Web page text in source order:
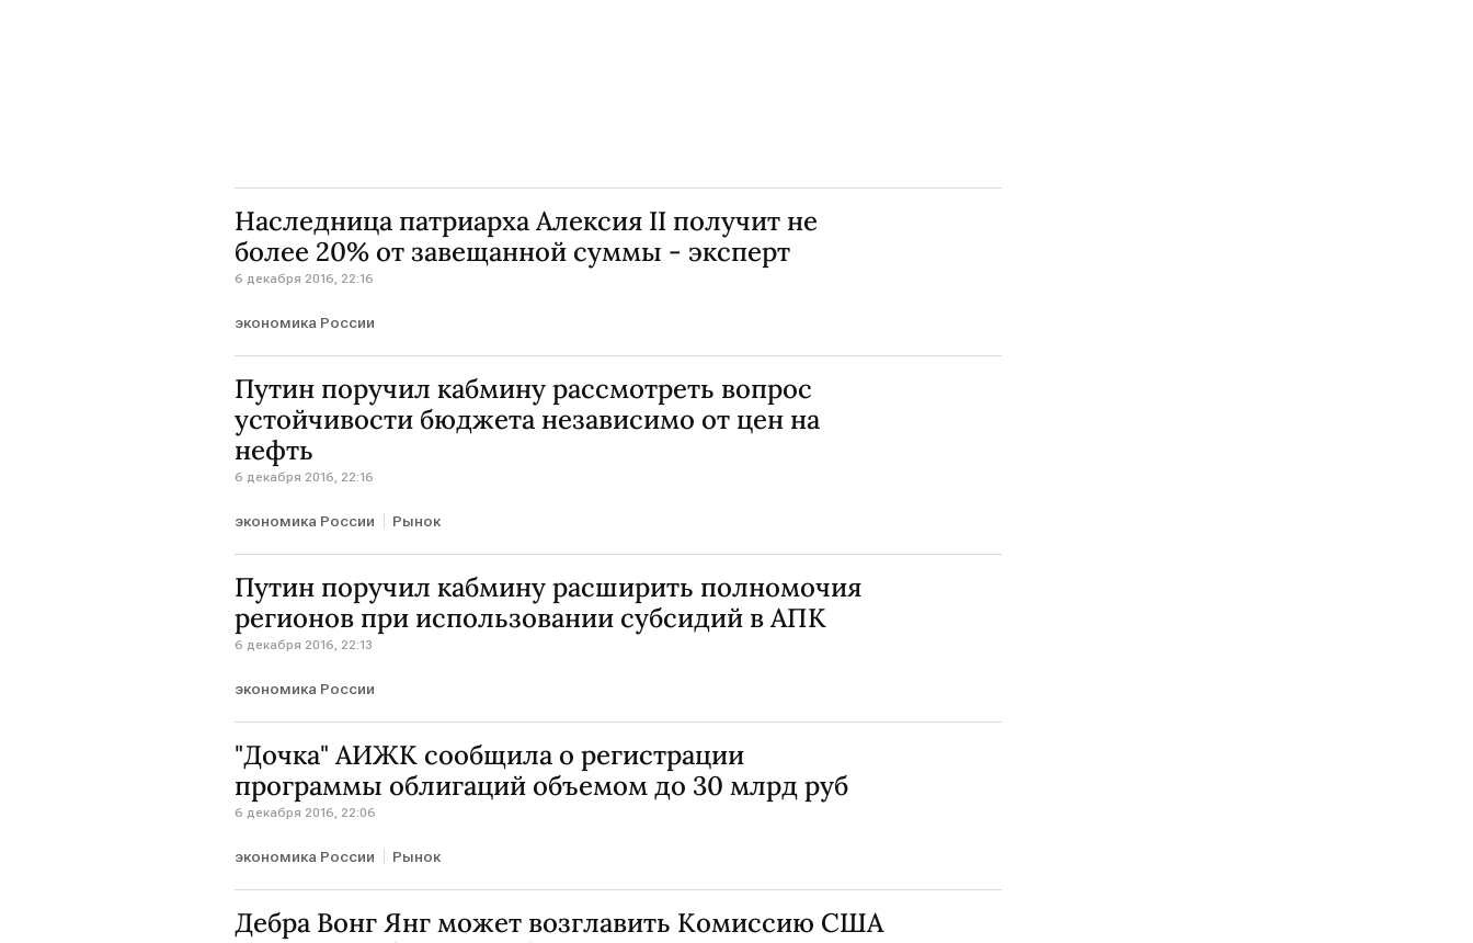
Наследница патриарха Алексия II получит не
более 20% от завещанной суммы - эксперт
6 декабря 2016, 22:16
экономика России
Путин поручил кабмину рассмотреть вопрос
устойчивости бюджета независимо от цен на
нефть
6 декабря 2016, 22:16
экономика России Рынок
Путин поручил кабмину расширить полномочия
регионов при использовании субсидий в АПК
6 декабря 2016, 22:13
экономика России
"Дочка" АИЖК сообщила о регистрации
программы облигаций объемом до 30 млрд руб
6 декабря 2016, 22:06
экономика России Рынок
Дебра Вонг Янг может возглавить Комиссию США